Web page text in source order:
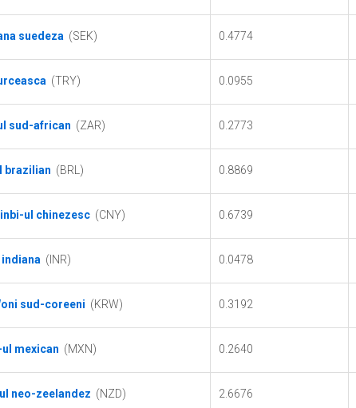
suedeza (SEK) 0.4774
(TRY) 0.0955
sud-african (ZAR) 0.2773
brazilian (BRL) 0.8869
ul chinezesc (CNY) 0.6739
indiana (INR) 0.0478
sud-coreeni (KRW) 0.3192
mexican (MXN) 0.2640
neo-zeelandez (NZD) 2.6676